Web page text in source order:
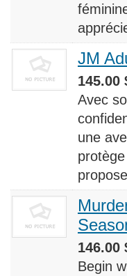
JM
145.00
Avec
une
146.00
Begin